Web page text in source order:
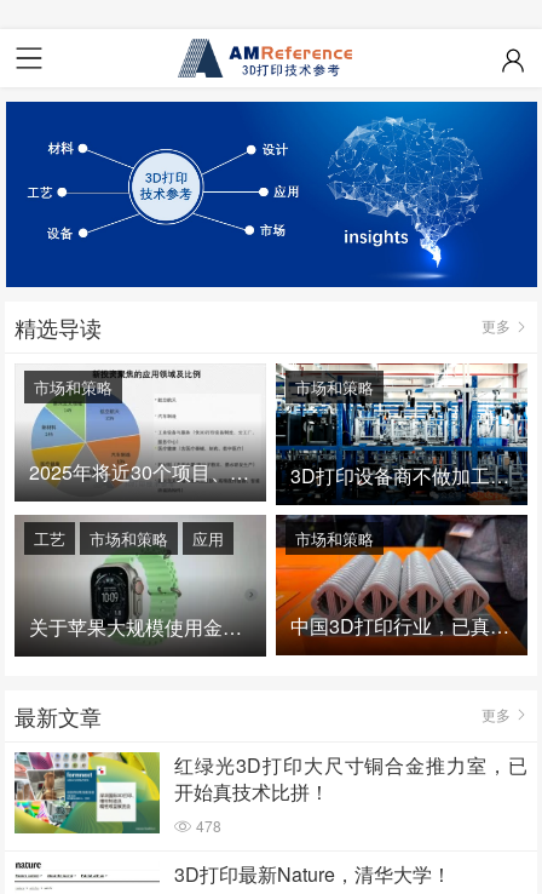
精选导读 更多
2025年将近30个项目、150亿投资：3D打印真的迎来爆发拐点了吗
市场和策略
3D打印设备商不做加工服务，就成了旁观者！
市场和策略
关于苹果大规模使用金属3D打印的思考
工艺 市场和策略 应用
中国3D打印行业，已真正进入爆发时代！
市场和策略
最新文章 更多
红绿光3D打印大尺寸铜合金推力室，已
开始真技术比拼！
478
3D打印最新Nature，清华大学！